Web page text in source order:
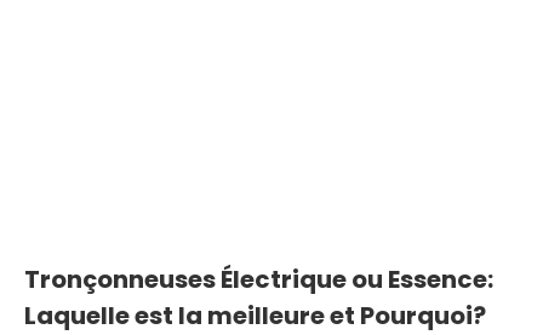
Tronçonneuses Électrique ou Essence:
Laquelle est la meilleure et Pourquoi?